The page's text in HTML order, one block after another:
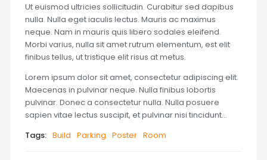
Ut euismod ultricies sollicitudin. Curabitur sed dapibus
nulla. Nulla eget iaculis lectus. Mauris ac maximus
neque. Nam in mauris quis libero sodales eleifend.
Morbi varius, nulla sit amet rutrum elementum, est elit
finibus tellus, ut tristique elit risus at metus.
Lorem ipsum dolor sit amet, consectetur adipiscing elit.
Maecenas in pulvinar neque. Nulla finibus lobortis
pulvinar. Donec a consectetur nulla. Nulla posuere
sapien vitae lectus suscipit, et pulvinar nisi tincidunt…
Tags: Build Parking Poster Room